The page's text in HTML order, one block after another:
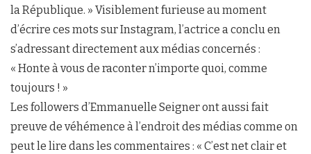
la République. » Visiblement furieuse au moment
d’écrire ces mots sur Instagram, l’actrice a conclu en
s’adressant directement aux médias concernés :
« Honte à vous de raconter n’importe quoi, comme
toujours ! »
Les followers d’Emmanuelle Seigner ont aussi fait
preuve de véhémence à l’endroit des médias comme on
peut le lire dans les commentaires : « C’est net clair et